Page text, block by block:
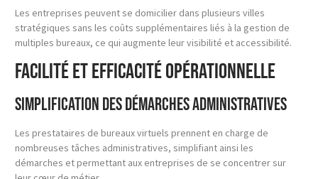
Les entreprises peuvent se domicilier dans plusieurs villes
stratégiques sans les coûts supplémentaires liés à la gestion de
multiples bureaux, ce qui augmente leur visibilité et accessibilité.
Facilité et Efficacité Opérationnelle
Simplification des démarches administratives
Les prestataires de bureaux virtuels prennent en charge de
nombreuses tâches administratives, simplifiant ainsi les
démarches et permettant aux entreprises de se concentrer sur